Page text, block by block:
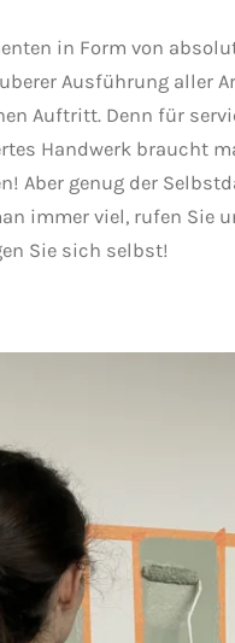
in Form von
Ausführung aller
Auftritt. Denn für
Handwerk braucht
Aber genug der
immer viel, rufen Sie
Sie sich selbst!